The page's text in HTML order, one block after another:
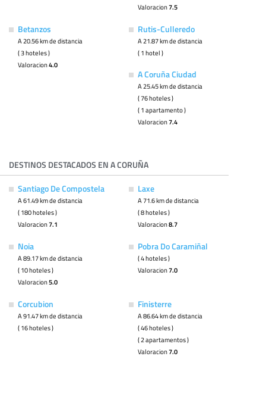
Valoracion7.5
Betanzos
A 20.56 km de distancia
( 3 hoteles )
Valoracion4.0
Rutis-Culleredo
A 21.87 km de distancia
( 1 hotel )
A Coruña Ciudad
A 25.45 km de distancia
( 76 hoteles )
( 1 apartamento )
Valoracion7.4
DESTINOS DESTACADOS EN A CORUÑA
Santiago De Compostela
A 61.49 km de distancia
( 180 hoteles )
Valoracion7.1
Laxe
A 71.6 km de distancia
( 8 hoteles )
Valoracion8.7
Noia
A 89.17 km de distancia
( 10 hoteles )
Valoracion5.0
Pobra Do Caramiñal
( 4 hoteles )
Valoracion7.0
Corcubion
A 91.47 km de distancia
( 16 hoteles )
Finisterre
A 86.64 km de distancia
( 46 hoteles )
( 2 apartamentos )
Valoracion7.0